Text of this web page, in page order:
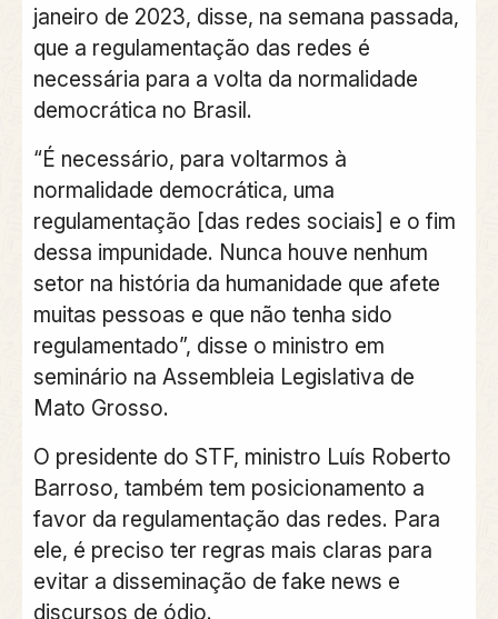
janeiro de 2023, disse, na semana passada,
que a regulamentação das redes é
necessária para a volta da normalidade
democrática no Brasil.
“É necessário, para voltarmos à
normalidade democrática, uma
regulamentação [das redes sociais] e o fim
dessa impunidade. Nunca houve nenhum
setor na história da humanidade que afete
muitas pessoas e que não tenha sido
regulamentado”, disse o ministro em
seminário na Assembleia Legislativa de
Mato Grosso.
O presidente do STF, ministro Luís Roberto
Barroso, também tem posicionamento a
favor da regulamentação das redes. Para
ele, é preciso ter regras mais claras para
evitar a disseminação de fake news e
discursos de ódio.